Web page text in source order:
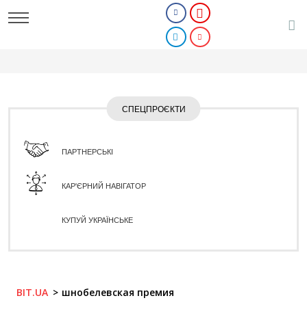
СПЕЦПРОЄКТИ
ПАРТНЕРСЬКІ
КАР'ЄРНИЙ НАВІГАТОР
КУПУЙ УКРАЇНСЬКЕ
BIT.UA шнобелевская премия